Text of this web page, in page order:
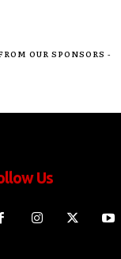
OUR SPONSORS -
Us